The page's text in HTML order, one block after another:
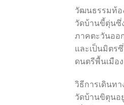
วัฒนธรรมท้อ
วัดบ้านขี้ตุ่นซึ่
ภาคตะวันออ
และเป็นมิตร
ดนตรีพื้นเมือ
วิธีการเดินทา
วัดบ้านขิตุนอ